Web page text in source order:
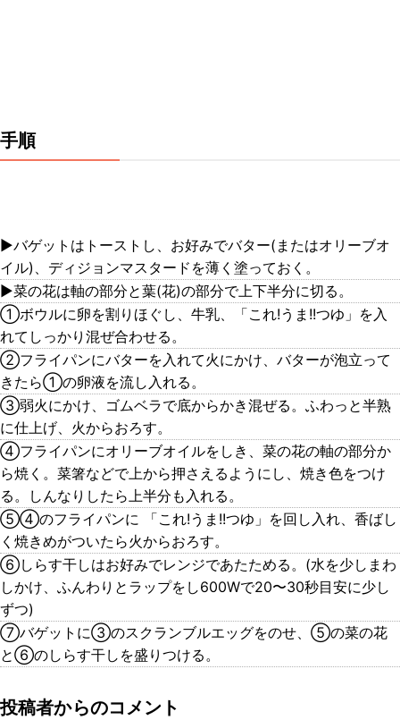
手順
▶︎バゲットはトーストし、お好みでバター(またはオリーブオ
イル)、ディジョンマスタードを薄く塗っておく。
▶︎菜の花は軸の部分と葉(花)の部分で上下半分に切る。
①ボウルに卵を割りほぐし、牛乳、「これ!うま!!つゆ」を入
れてしっかり混ぜ合わせる。
②フライパンにバターを入れて火にかけ、バターが泡立って
きたら①の卵液を流し入れる。
③弱火にかけ、ゴムベラで底からかき混ぜる。ふわっと半熟
に仕上げ、火からおろす。
④フライパンにオリーブオイルをしき、菜の花の軸の部分か
ら焼く。菜箸などで上から押さえるようにし、焼き色をつけ
る。しんなりしたら上半分も入れる。
⑤④のフライパンに 「これ!うま!!つゆ」を回し入れ、香ばし
く焼きめがついたら火からおろす。
⑥しらす干しはお好みでレンジであたためる。(水を少しまわ
しかけ、ふんわりとラップをし600Wで20〜30秒目安に少し
ずつ)
⑦バゲットに③のスクランブルエッグをのせ、⑤の菜の花
と⑥のしらす干しを盛りつける。
投稿者からのコメント